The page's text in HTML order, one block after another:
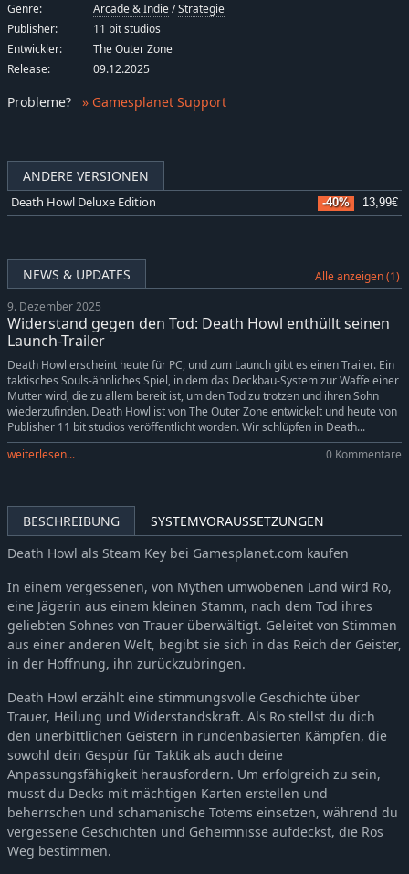
ANDERE VERSIONEN
Death Howl Deluxe Edition -40% 13,99€
NEWS & UPDATES Alle anzeigen (1)
9. Dezember 2025
Widerstand gegen den Tod: Death Howl enthüllt seinen
Launch-Trailer
Death Howl erscheint heute für PC, und zum Launch gibt es einen Trailer. Ein
taktisches Souls-ähnliches Spiel, in dem das Deckbau-System zur Waffe einer
Mutter wird, die zu allem bereit ist, um den Tod zu trotzen und ihren Sohn
wiederzufinden. Death Howl ist von The Outer Zone entwickelt und heute von
Publisher 11 bit studios veröffentlicht worden. Wir schlüpfen in Death...
weiterlesen...
0 Kommentare
BESCHREIBUNG
SYSTEMVORAUSSETZUNGEN
Death Howl als Steam Key bei Gamesplanet.com kaufen
In einem vergessenen, von Mythen umwobenen Land wird Ro,
eine Jägerin aus einem kleinen Stamm, nach dem Tod ihres
geliebten Sohnes von Trauer überwältigt. Geleitet von Stimmen
aus einer anderen Welt, begibt sie sich in das Reich der Geister,
in der Hoffnung, ihn zurückzubringen.
Death Howl erzählt eine stimmungsvolle Geschichte über
Trauer, Heilung und Widerstandskraft. Als Ro stellst du dich
den unerbittlichen Geistern in rundenbasierten Kämpfen, die
sowohl dein Gespür für Taktik als auch deine
Anpassungsfähigkeit herausfordern. Um erfolgreich zu sein,
musst du Decks mit mächtigen Karten erstellen und
beherrschen und schamanische Totems einsetzen, während du
vergessene Geschichten und Geheimnisse aufdeckst, die Ros
Weg bestimmen.
Genre: Arcade & Indie/Strategie
Publisher:
11 bit studios
Entwickler:
The Outer Zone
Release:
09.12.2025
Probleme? » Gamesplanet Support